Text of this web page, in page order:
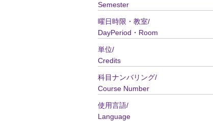
Semester
曜日時限・教室/
DayPeriod・Room
単位/
Credits
科目ナンバリング/
Course Number
使用言語/
Language